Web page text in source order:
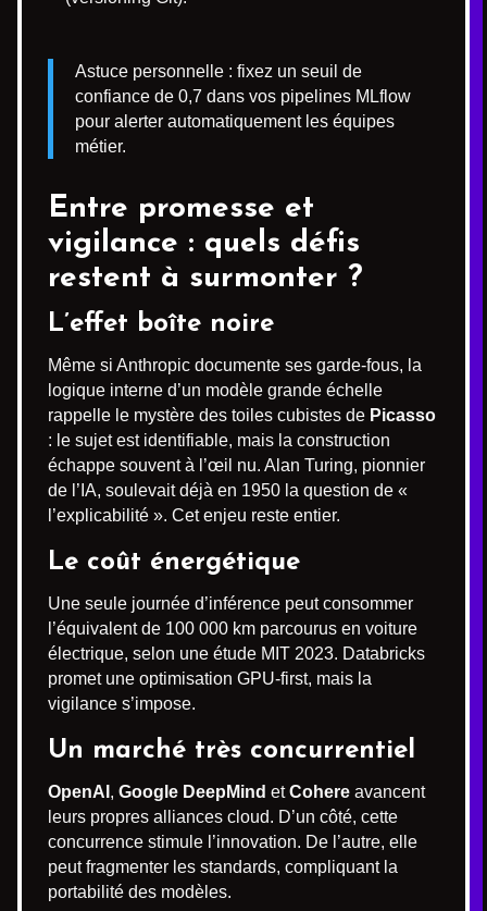
Astuce personnelle : fixez un seuil de
confiance de 0,7 dans vos pipelines MLflow
pour alerter automatiquement les équipes
métier.
Entre promesse et
vigilance : quels défis
restent à surmonter ?
L’effet boîte noire
Même si Anthropic documente ses garde-fous, la
logique interne d’un modèle grande échelle
rappelle le mystère des toiles cubistes de Picasso
: le sujet est identifiable, mais la construction
échappe souvent à l’œil nu. Alan Turing, pionnier
de l’IA, soulevait déjà en 1950 la question de «
l’explicabilité ». Cet enjeu reste entier.
Le coût énergétique
Une seule journée d’inférence peut consommer
l’équivalent de 100 000 km parcourus en voiture
électrique, selon une étude MIT 2023. Databricks
promet une optimisation GPU-first, mais la
vigilance s’impose.
Un marché très concurrentiel
OpenAI , Google DeepMind etCohere avancent
leurs propres alliances cloud. D’un côté, cette
concurrence stimule l’innovation. De l’autre, elle
peut fragmenter les standards, compliquant la
portabilité des modèles.